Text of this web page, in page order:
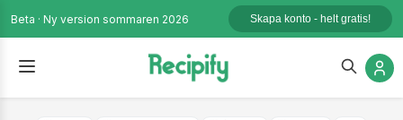
Beta · Ny version sommaren 2026 Skapa konto - helt gratis!